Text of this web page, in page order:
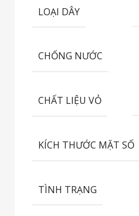
LOẠI DÂY
CHỐNG NƯỚC
CHẤT LIỆU VỎ
KÍCH THƯỚC MẶT SỐ
TÌNH TRẠNG